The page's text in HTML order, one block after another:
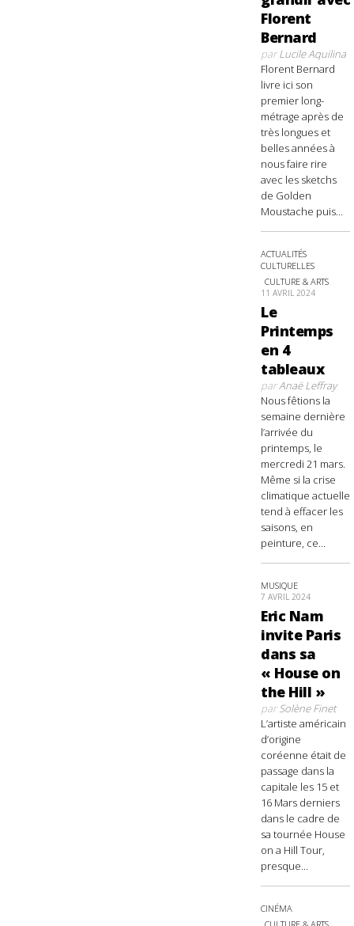
Florent
Bernard
parLucile Aquilina
Florent Bernard
livre ici son
premier long-
métrage après de
très longues et
belles années à
nous faire rire
avec les sketchs
de Golden
Moustache puis...
ACTUALITÉS
CULTURELLES
CULTURE & ARTS
11 AVRIL 2024
Le
Printemps
en 4
tableaux
parAnaë Leffray
Nous fêtions la
semaine dernière
l’arrivée du
printemps, le
mercredi 21 mars.
Même si la crise
climatique actuelle
tend à effacer les
saisons, en
peinture, ce...
MUSIQUE
7 AVRIL 2024
Eric Nam
invite Paris
dans sa
« House on
the Hill »
parSolène Finet
L’artiste américain
d’origine
coréenne était de
passage dans la
capitale les 15 et
16 Mars derniers
dans le cadre de
sa tournée House
on a Hill Tour,
presque...
CINÉMA